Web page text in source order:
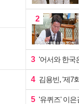
2
3 '어서와 한국
4 김용빈, '제7
5 '유퀴즈' 이은